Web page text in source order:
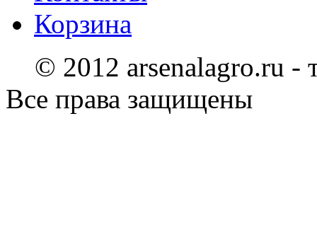
Корзина
© 2012 arsenalagro.ru -
Все права защищены